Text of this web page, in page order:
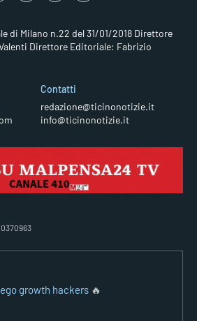
di Milano n.22 del 31/01/2018 Direttore
Direttore Editoriale: Fabrizio
Contatti
redazione@ticinonotizie.it
info@ticinonotizie.it
growth hackers 🔥